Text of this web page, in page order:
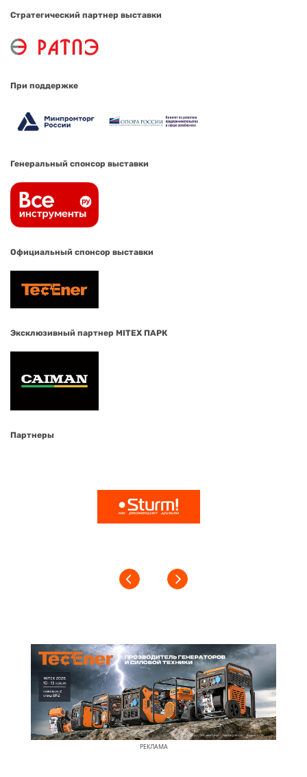
Стратегический партнер выставки
При поддержке
Генеральный спонсор выставки
Официальный спонсор выставки
Эксклюзивный партнер MITEX ПАРК
Партнеры
РЕКЛАМА